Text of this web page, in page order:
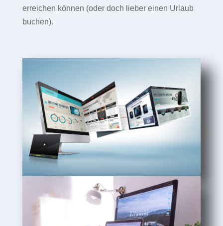
erreichen können (oder doch lieber einen Urlaub
buchen).